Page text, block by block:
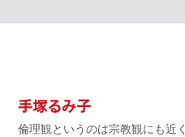
手塚るみ子
倫理観というのは宗教観にも近